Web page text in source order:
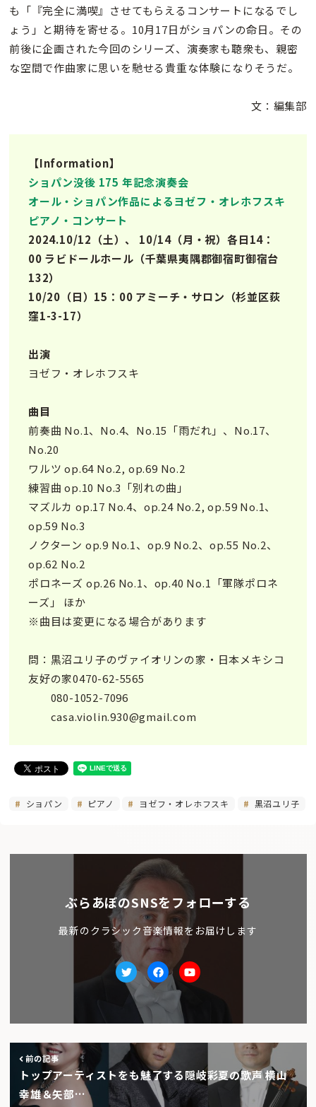
も「『完全に満喫』させてもらえるコンサートになるでし
ょう」と期待を寄せる。10月17日がショパンの命日。その
前後に企画された今回のシリーズ、演奏家も聴衆も、親密
な空間で作曲家に思いを馳せる貴重な体験になりそうだ。
文：編集部
【Information】
ショパン没後 175 年記念演奏会
オール・ショパン作品によるヨゼフ・オレホフスキ
ピアノ・コンサート
2024.10/12（土）、 10/14（月・祝）各日14：
00 ラビドールホール（千葉県夷隅郡御宿町御宿台
132）
10/20（日）15：00 アミーチ・サロン（杉並区荻
窪1-3-17）
出演
ヨゼフ・オレホフスキ
曲目
前奏曲 No.1、No.4、No.15「雨だれ」、No.17、
No.20
ワルツ op.64 No.2, op.69 No.2
練習曲 op.10 No.3「別れの曲」
マズルカ op.17 No.4、op.24 No.2, op.59 No.1、
op.59 No.3
ノクターン op.9 No.1、op.9 No.2、op.55 No.2、
op.62 No.2
ポロネーズ op.26 No.1、op.40 No.1「軍隊ポロネ
ーズ」 ほか
※曲目は変更になる場合があります
問：黒沼ユリ子のヴァイオリンの家・日本メキシコ
友好の家0470-62-5565
080-1052-7096
casa.violin.930@gmail.com
ショパン ピアノ ヨゼフ・オレホフスキ 黒沼ユリ子
ぶらあぼのSNSをフォローする
最新のクラシック音楽情報をお届けします
TwitterfacebookYoutube
前の記事
トップアーティストをも魅了する隠岐彩夏の歌声 横山
幸雄＆矢部…